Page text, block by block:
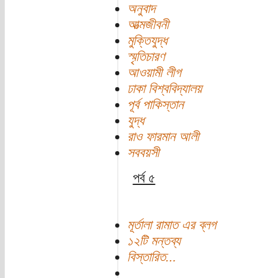
অনুবাদ
আত্মজীবনী
মুক্তিযুদ্ধ
স্মৃতিচারণ
আওয়ামী লীগ
ঢাকা বিশ্ববিদ্যালয়
পূর্ব পাকিস্তান
যুদ্ধ
রাও ফারমান আলী
সববয়সী
পর্ব ৫
মূর্তালা রামাত এর ব্লগ
১২টি মন্তব্য
বিস্তারিত...